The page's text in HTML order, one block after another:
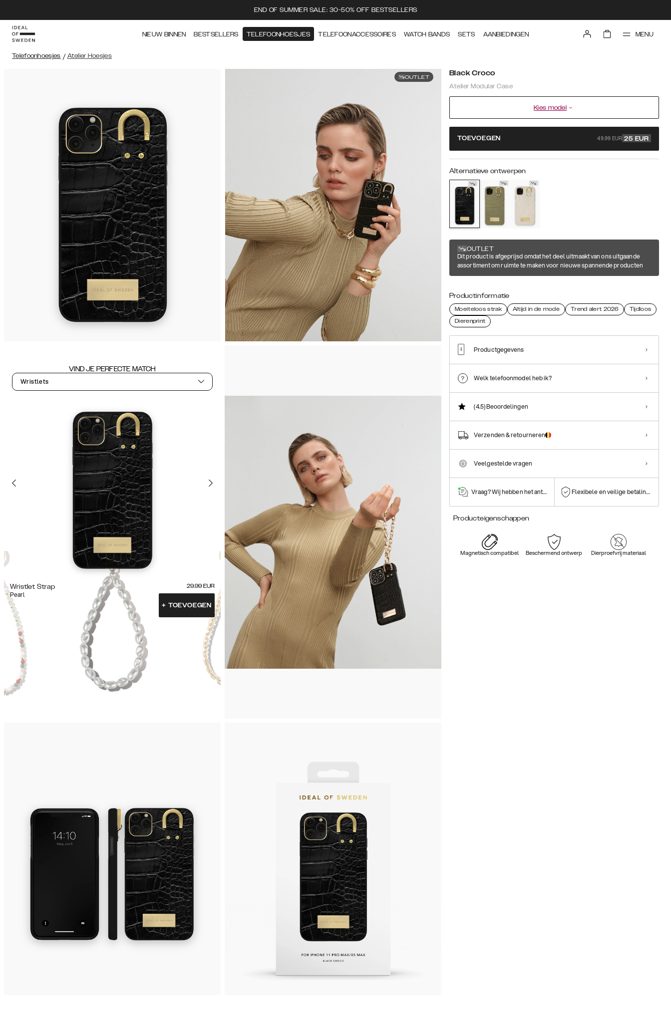
END OF SUMMER SALE: 30-50% OFF BESTSELLERS
NIEUW BINNEN BESTSELLERS TELEFOONHOESJES TELEFOONACCESSOIRES WATCH BANDS SETS AANBIEDINGEN MENU
Telefoonhoesjes / Atelier Hoesjes
OUTLET
VIND JE PERFECTE MATCH
Wristlets
Wristlet Strap
Pearl
29.99 EUR
+ TOEVOEGEN
Black Croco
Atelier Modular Case
Kies model
TOEVOEGEN 49.99 EUR 25 EUR
Alternatieve ontwerpen
OUTLET
Dit product is afgeprijsd omdat het deel uitmaakt van ons uitgaande
assortiment om ruimte te maken voor nieuwe spannende producten
Productinformatie
Moeiteloos strak Altijd in de mode Trend alert 2026
Tijdloos
Dierenprint
Productgegevens
Welk telefoonmodel heb ik?
(4.5)Beoordelingen
Verzenden & retourneren
Veelgestelde vragen
Vraag? Wij hebben het antwoord! Flexibele en veilige betalingen
Producteigenschappen
Magnetisch compatibel Beschermend ontwerp Dierproefvrij materiaal